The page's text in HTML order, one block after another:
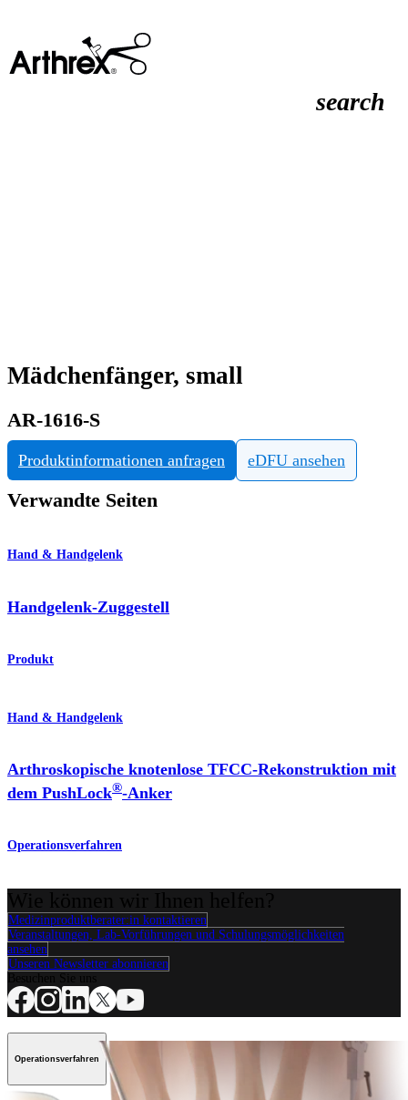
search
Mädchenfänger, small
AR-1616-S
Produktinformationen anfragen eDFU ansehen
Verwandte Seiten
Hand & Handgelenk
Handgelenk-Zuggestell
Produkt
Hand & Handgelenk
Arthroskopische knotenlose TFCC-Rekonstruktion mit
dem PushLock®-Anker
Operationsverfahren
Medizinproduktberater:in kontaktieren
Veranstaltungen, Lab-Vorführungen und Schulungsmöglichkeiten
ansehen
Unseren Newsletter abonnieren
Operationsverfahren